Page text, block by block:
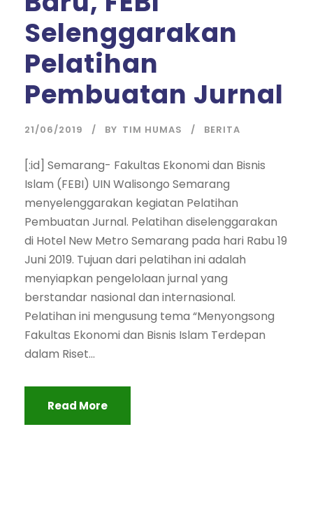
Selenggarakan
Pelatihan
Pembuatan Jurnal
21/06/2019 BY TIM HUMAS BERITA
[:id] Semarang- Fakultas Ekonomi dan Bisnis
Islam (FEBI) UIN Walisongo Semarang
menyelenggarakan kegiatan Pelatihan
Pembuatan Jurnal. Pelatihan diselenggarakan
di Hotel New Metro Semarang pada hari Rabu 19
Juni 2019. Tujuan dari pelatihan ini adalah
menyiapkan pengelolaan jurnal yang
berstandar nasional dan internasional.
Pelatihan ini mengusung tema “Menyongsong
Fakultas Ekonomi dan Bisnis Islam Terdepan
dalam Riset...
Read More